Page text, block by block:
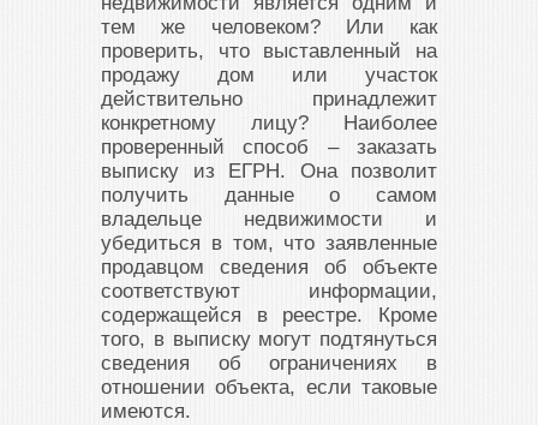
тем же человеком? Или как
проверить, что выставленный на
продажу дом или участок
действительно принадлежит
конкретному лицу? Наиболее
проверенный способ – заказать
выписку из ЕГРН. Она позволит
получить данные о самом
владельце недвижимости и
убедиться в том, что заявленные
продавцом сведения об объекте
соответствуют информации,
содержащейся в реестре. Кроме
того, в выписку могут подтянуться
сведения об ограничениях в
отношении объекта, если таковые
имеются.